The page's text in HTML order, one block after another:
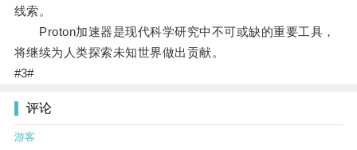
线索。
Proton加速器是现代科学研究中不可或缺的重要工具，
将继续为人类探索未知世界做出贡献。
#3#
评论
游客